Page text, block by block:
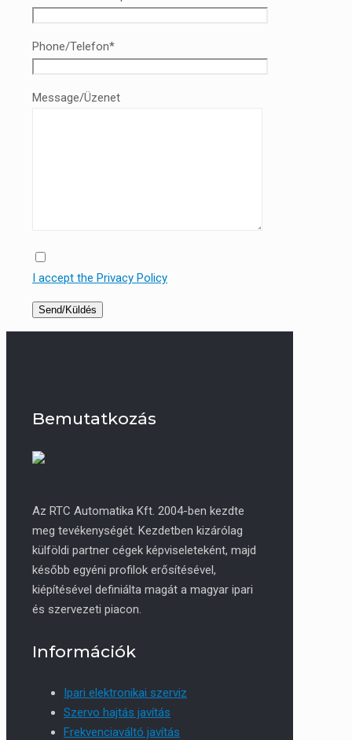
Phone/Telefon*
Message/Üzenet
I accept the Privacy Policy
Bemutatkozás
Az RTC Automatika Kft. 2004-ben kezdte
meg tevékenységét. Kezdetben kizárólag
külföldi partner cégek képviseleteként, majd
később egyéni profilok erősítésével,
kiépítésével definiálta magát a magyar ipari
és szervezeti piacon.
Információk
Ipari elektronikai szerviz
Szervo hajtás javítás
Frekvenciaváltó javítás